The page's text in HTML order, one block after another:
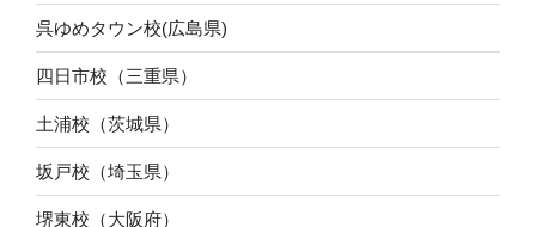
呉ゆめタウン校(広島県)
四日市校（三重県）
土浦校（茨城県）
坂戸校（埼玉県）
堺東校（大阪府）